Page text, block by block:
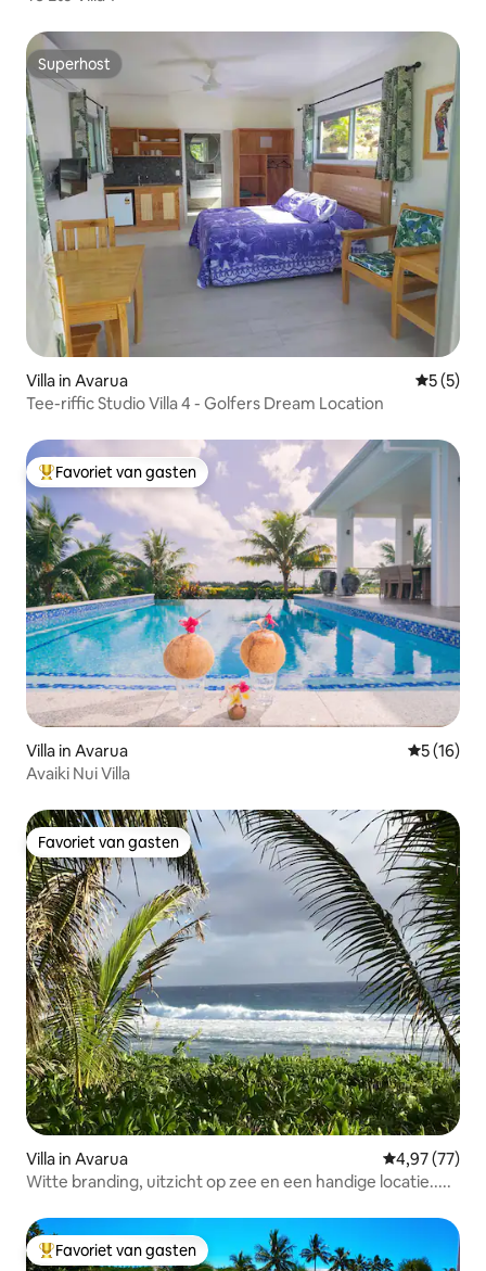
Superhost
Superhost
Villa in Avarua
5 (5)
Tee-riffic Studio Villa 4 - Golfers Dream Location
Topfavoriet van gasten
Favoriet van gasten
Villa in Avarua
5 (16)
Avaiki Nui Villa
Favoriet van gasten
Favoriet van gasten
Villa in Avarua Gemiddelde
4,97 (77)
Witte branding, uitzicht op zee en een handige locatie.....
Topfavoriet van gasten
Favoriet van gasten